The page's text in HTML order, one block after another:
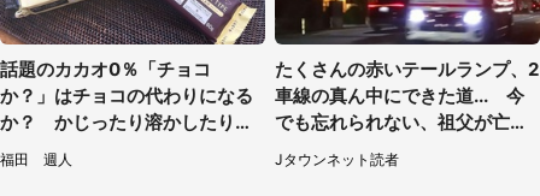
話題のカカオ0％「チョコ
か？」はチョコの代わりになる
か？ かじったり溶かしたりし
て食べてみた
福田 週人
たくさんの赤いテールランプ、2
車線の真ん中にできた道... 今
でも忘れられない、祖父が亡く
なった夜に見た光景（30代女
性）
Jタウンネット読者